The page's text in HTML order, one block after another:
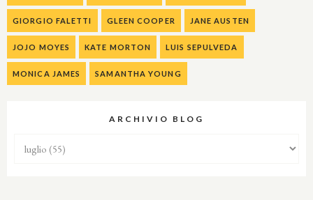
GIORGIO FALETTI GLEEN COOPER JANE AUSTEN
JOJO MOYES KATE MORTON LUIS SEPULVEDA
MONICA JAMES SAMANTHA YOUNG
ARCHIVIO BLOG